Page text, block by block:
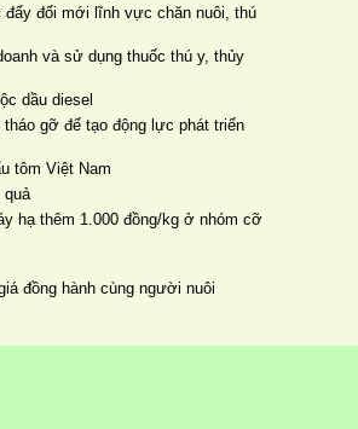
đẩy đổi mới lĩnh vực chăn nuôi, thú
và sử dụng thuốc thú y, thủy
dầu diesel
tháo gỡ để tạo động lực phát triển
tôm Việt Nam
quả
hạ thêm 1.000 đồng/kg ở nhóm cỡ
đồng hành cùng người nuôi